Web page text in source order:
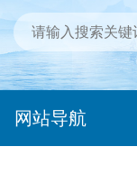
网站导航